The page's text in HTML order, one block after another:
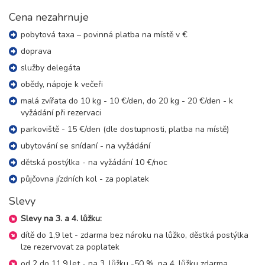
září 2026
06.09. - 09.09.26
neděle - středa
7 900 Kč
neděle - čtvrtek
5 dní (4 noci)
10 500 Kč
neděle - pátek
13 100 Kč
06.09. - 13.09.26
13.09. - 16.09.26
neděle - středa
4 dny (3 noci)
Cena nezahrnuje
pobytová taxa – povinná platba na místě v €
doprava
služby delegáta
obědy, nápoje k večeři
malá zvířata do 10 kg - 10 €/den, do 20 kg - 20 €/den - k
vyžádání při rezervaci
parkoviště - 15 €/den (dle dostupnosti, platba na místě)
ubytování se snídaní - na vyžádání
dětská postýlka - na vyžádání 10 €/noc
půjčovna jízdních kol - za poplatek
Slevy
Slevy na 3. a 4. lůžku:
dítě do 1,9 let - zdarma bez nároku na lůžko, děstká postýlka
lze rezervovat za poplatek